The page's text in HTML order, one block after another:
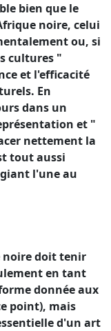
bien que le
noire, celui
ou, si
cultures "
et l'efficacité
En
dans un
et "
nettement la
tout aussi
l'une au
noire doit tenir
en tant
donnée aux
point), mais
d'un art